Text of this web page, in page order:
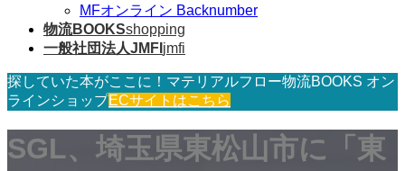
MFオンライン Backnumber
物流BOOKSshopping
一般社団法人JMFI jmfi
探していた本がここに！マテリアルフロー物流BOOKS オン
ラインショップECサイトはこちら
SGL、埼玉県東松山市に「東